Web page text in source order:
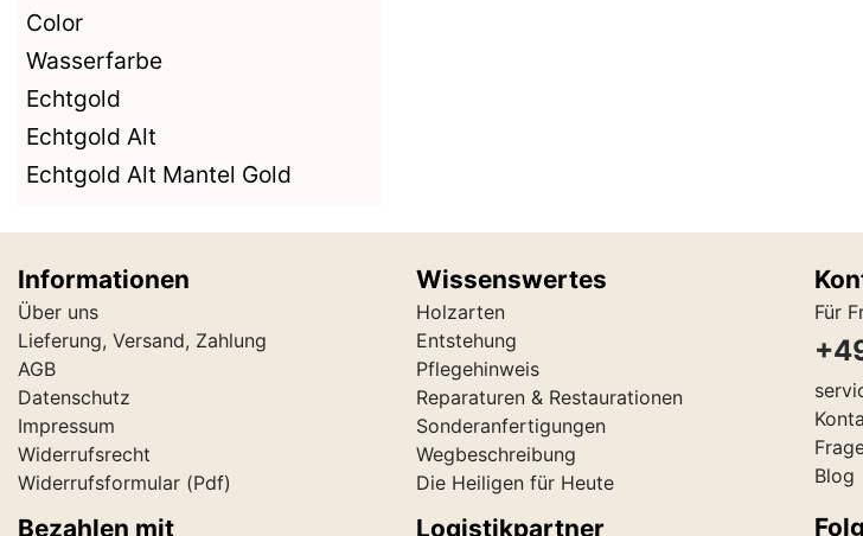
Color
Wasserfarbe
Echtgold
Echtgold Alt
Echtgold Alt Mantel Gold
Informationen
Über uns
Lieferung, Versand, Zahlung
AGB
Datenschutz
Impressum
Widerrufsrecht
Widerrufsformular (Pdf)
Bezahlen mit
Wissenswertes
Holzarten
Entstehung
Pflegehinweis
Reparaturen & Restaurationen
Sonderanfertigungen
Wegbeschreibung
Die Heiligen für Heute
Logistikpartner
Für
Blog